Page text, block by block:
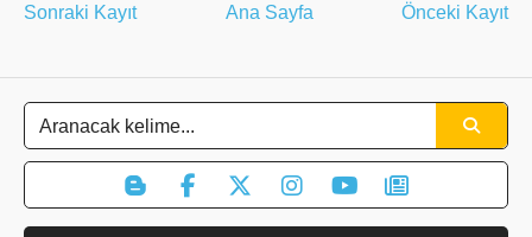
Sonraki Kayıt Önceki Kayıt
Ana Sayfa